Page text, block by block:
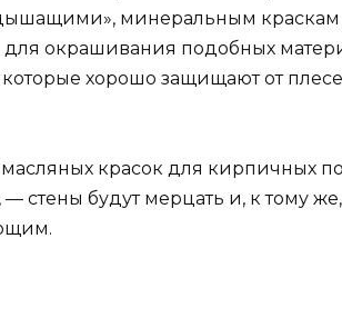
минеральным
окрашивания подобных
хорошо защищают от
красок для кирпичных
стены будут мерцать и, к тому